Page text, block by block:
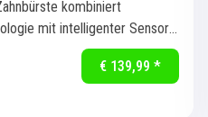
kombiniert
mit intelligenter Sensorik
€ 139,99 *